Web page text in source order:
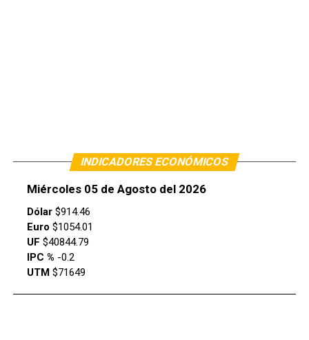
INDICADORES ECONÓMICOS
Miércoles 05 de Agosto del 2026
Dólar$914.46
Euro $1054.01
UF $40844.79
IPC % -0.2
UTM$71649